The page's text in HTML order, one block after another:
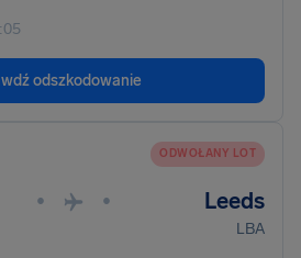
odszkodowanie
ODWOŁANY LOT
• • Leeds
LBA